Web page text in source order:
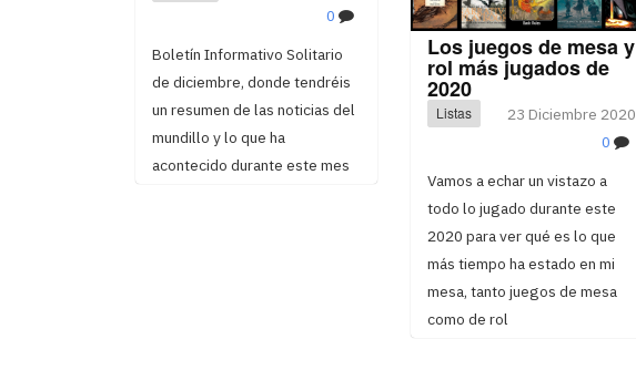
0
Boletín Informativo Solitario
de diciembre, donde tendréis
un resumen de las noticias del
mundillo y lo que ha
acontecido durante este mes
Los juegos de mesa y
rol más jugados de
2020
Listas
23 Diciembre 2020
0
Vamos a echar un vistazo a
todo lo jugado durante este
2020 para ver qué es lo que
más tiempo ha estado en mi
mesa, tanto juegos de mesa
como de rol